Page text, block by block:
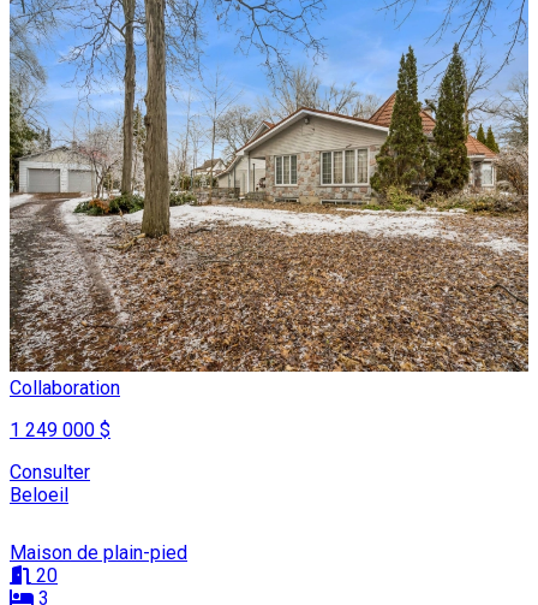
Collaboration
1 249 000 $
Consulter
Beloeil
Maison de plain-pied
20
3